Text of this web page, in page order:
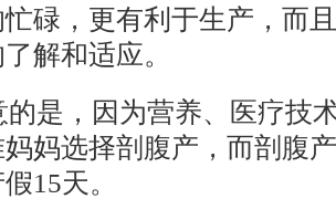
碌，更有利于生产，而
解和适应。
的是，因为营养、医疗技
妈选择剖腹产，而剖腹
15天。